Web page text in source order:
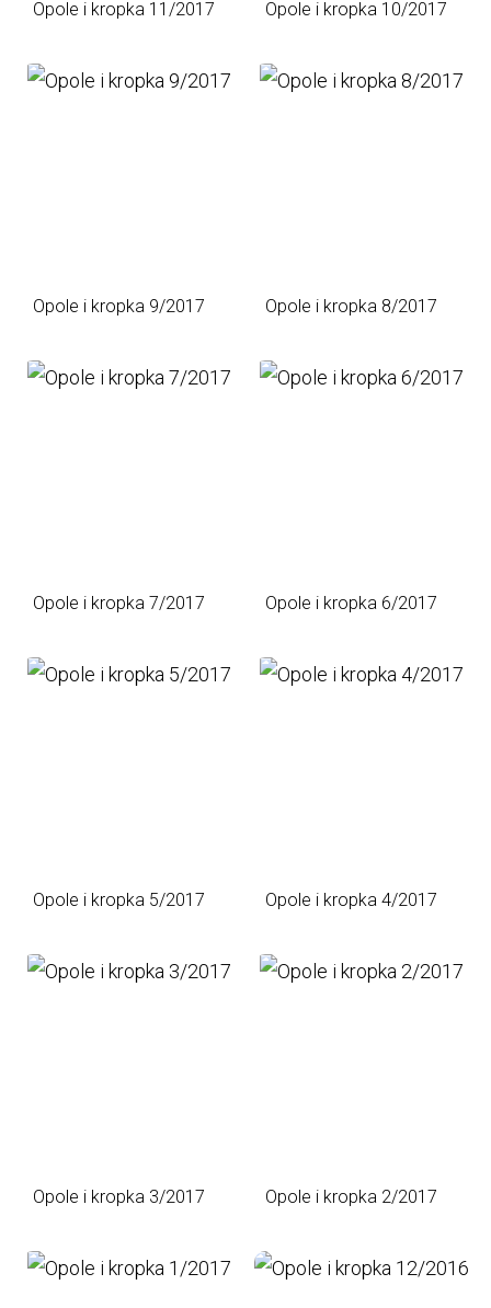
Opole i kropka 11/2017 Opole i kropka 10/2017
Opole i kropka 9/2017 Opole i kropka 8/2017
Opole i kropka 7/2017 Opole i kropka 6/2017
Opole i kropka 5/2017 Opole i kropka 4/2017
Opole i kropka 3/2017 Opole i kropka 2/2017